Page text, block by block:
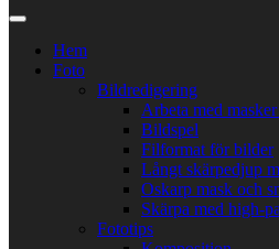
Hem
Foto
Bildredigering
Arbeta med
Bildspel
Filformat för bilder
Långt skärpedjup
Oskarp mask och
Skärpa med high-
Fototips